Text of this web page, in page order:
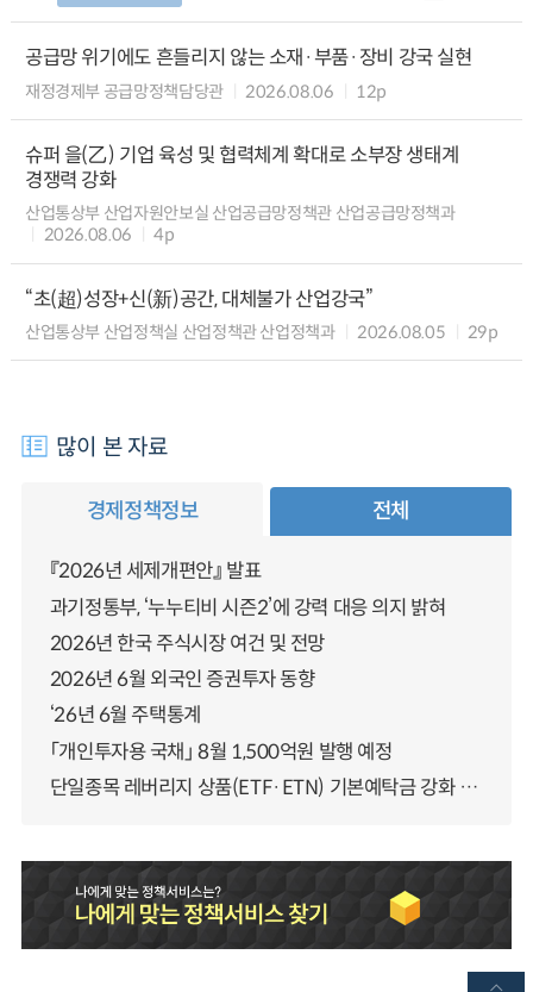
공급망 위기에도 흔들리지 않는 소재·부품·장비 강국 실현
재정경제부 공급망정책담당관 2026.08.06 12p
슈퍼 을(乙) 기업 육성 및 협력체계 확대로 소부장 생태계
경쟁력 강화
산업통상부 산업자원안보실 산업공급망정책관 산업공급망정책과
2026.08.06
4p
“초(超)성장+신(新)공간, 대체불가 산업강국”
산업통상부 산업정책실 산업정책관 산업정책과 2026.08.05 29p
많이 본 자료
경제정책정보 전체
『2026년 세제개편안』 발표
과기정통부, ‘누누티비 시즌2’에 강력 대응 의지 밝혀
2026년 한국 주식시장 여건 및 전망
2026년 6월 외국인 증권투자 동향
‘26년 6월 주택통계
「개인투자용 국채」 8월 1,500억원 발행 예정
단일종목 레버리지 상품(ETF·ETN) 기본예탁금 강화 조기시행 방안 안내